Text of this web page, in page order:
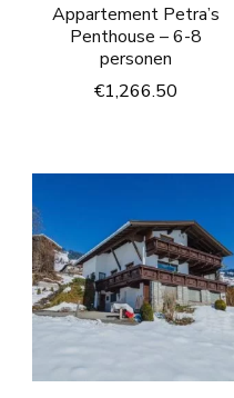
Appartement Petra’s
Penthouse – 6-8
personen
€1,266.50